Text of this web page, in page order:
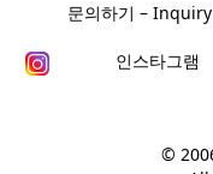
문의하기 – Inquiry
인스타그램
©